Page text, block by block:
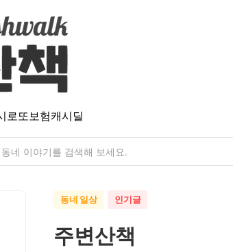
로또보험캐시딜
동네 일상 인기글
주변산책